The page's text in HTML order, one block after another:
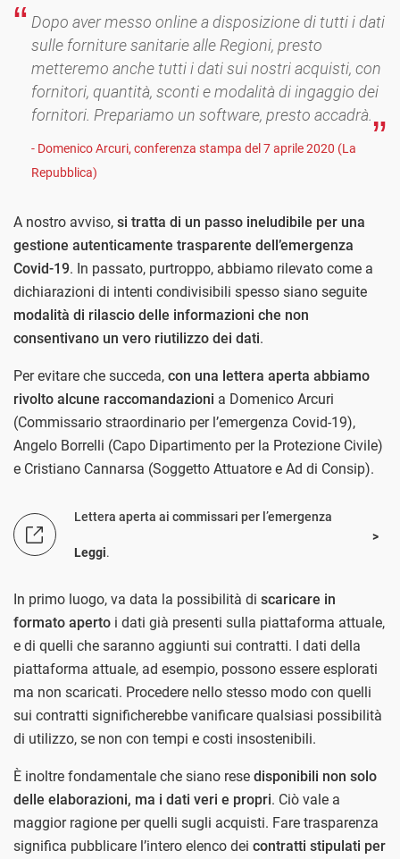
Dopo aver messo online a disposizione di tutti i dati
sulle forniture sanitarie alle Regioni, presto
metteremo anche tutti i dati sui nostri acquisti, con
fornitori, quantità, sconti e modalità di ingaggio dei
fornitori. Prepariamo un software, presto accadrà.
- Domenico Arcuri, conferenza stampa del 7 aprile 2020 (La
Repubblica)
A nostro avviso, si tratta di un passo ineludibile per una
gestione autenticamente trasparente dell’emergenza
Covid-19. In passato, purtroppo, abbiamo rilevato come a
dichiarazioni di intenti condivisibili spesso siano seguite
modalità di rilascio delle informazioni che non
consentivano un vero riutilizzo dei dati.
Per evitare che succeda, con una lettera aperta abbiamo
rivolto alcune raccomandazioni a Domenico Arcuri
(Commissario straordinario per l’emergenza Covid-19),
Angelo Borrelli (Capo Dipartimento per la Protezione Civile)
e Cristiano Cannarsa (Soggetto Attuatore e Ad di Consip).
Lettera aperta ai commissari per l’emergenza
Leggi.
In primo luogo, va data la possibilità di scaricare in
formato aperto i dati già presenti sulla piattaforma attuale,
e di quelli che saranno aggiunti sui contratti. I dati della
piattaforma attuale, ad esempio, possono essere esplorati
ma non scaricati. Procedere nello stesso modo con quelli
sui contratti significherebbe vanificare qualsiasi possibilità
di utilizzo, se non con tempi e costi insostenibili.
È inoltre fondamentale che siano rese disponibili non solo
delle elaborazioni, ma i dati veri e propri. Ciò vale a
maggior ragione per quelli sugli acquisti. Fare trasparenza
significa pubblicare l’intero elenco dei contratti stipulati per